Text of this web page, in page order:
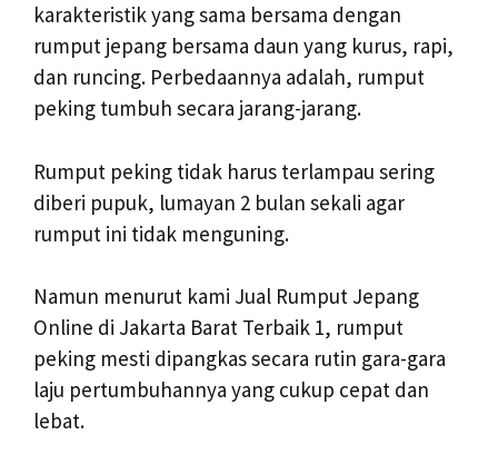
karakteristik yang sama bersama dengan
rumput jepang bersama daun yang kurus, rapi,
dan runcing. Perbedaannya adalah, rumput
peking tumbuh secara jarang-jarang.
Rumput peking tidak harus terlampau sering
diberi pupuk, lumayan 2 bulan sekali agar
rumput ini tidak menguning.
Namun menurut kami Jual Rumput Jepang
Online di Jakarta Barat Terbaik 1, rumput
peking mesti dipangkas secara rutin gara-gara
laju pertumbuhannya yang cukup cepat dan
lebat.